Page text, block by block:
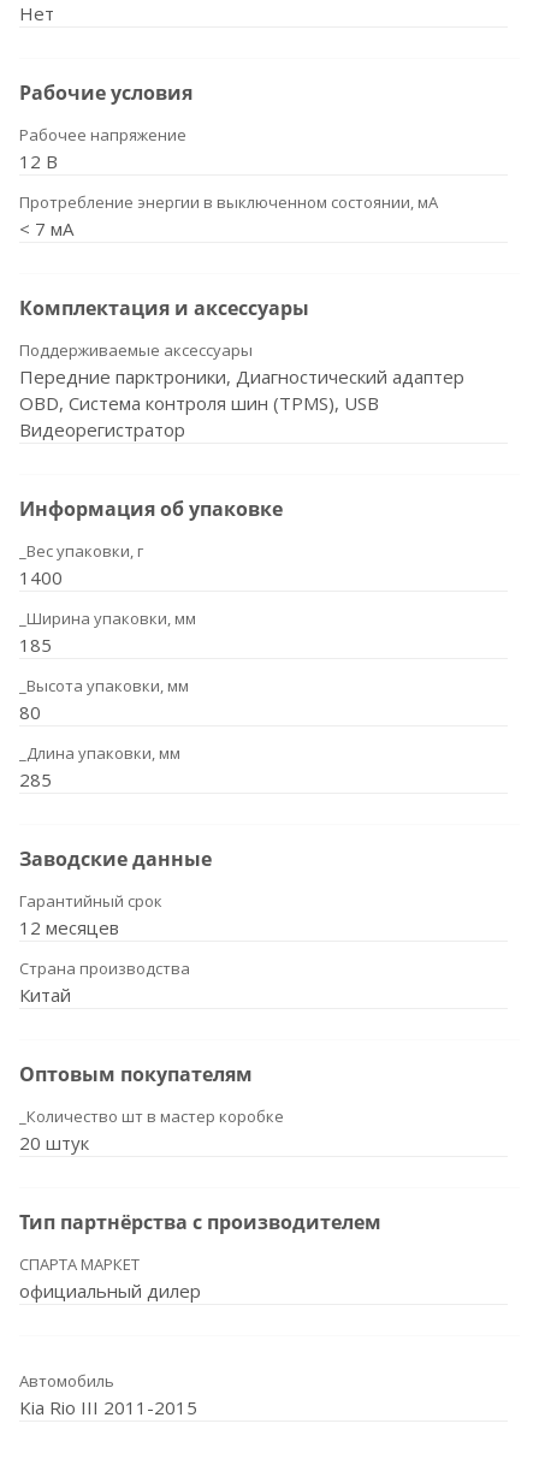
Нет
Рабочие условия
Рабочее напряжение
12 В
Протребление энергии в выключенном состоянии, мА
< 7 мА
Комплектация и аксессуары
Поддерживаемые аксессуары
Передние парктроники, Диагностический адаптер
OBD, Система контроля шин (TPMS), USB
Видеорегистратор
Информация об упаковке
_Вес упаковки, г
1400
_Ширина упаковки, мм
185
_Высота упаковки, мм
80
_Длина упаковки, мм
285
Заводские данные
Гарантийный срок
12 месяцев
Страна производства
Китай
Оптовым покупателям
_Количество шт в мастер коробке
20 штук
Тип партнёрства с производителем
СПАРТА МАРКЕТ
официальный дилер
Автомобиль
Kia Rio III 2011-2015